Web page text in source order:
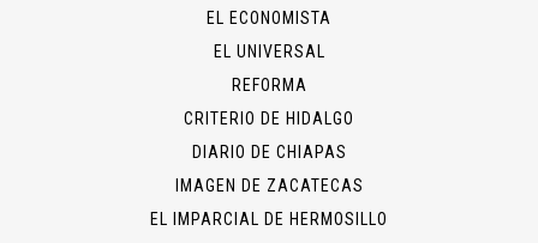
EL ECONOMISTA
EL UNIVERSAL
REFORMA
CRITERIO DE HIDALGO
DIARIO DE CHIAPAS
IMAGEN DE ZACATECAS
EL IMPARCIAL DE HERMOSILLO